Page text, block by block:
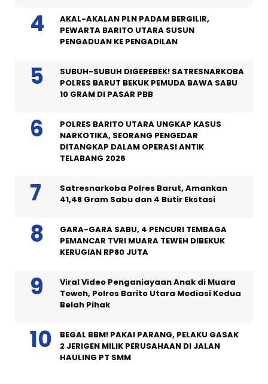
AKAL-AKALAN PLN PADAM BERGILIR,
PEWARTA BARITO UTARA SUSUN
PENGADUAN KE PENGADILAN
SUBUH-SUBUH DIGEREBEK! SATRESNARKOBA
POLRES BARUT BEKUK PEMUDA BAWA SABU
10 GRAM DI PASAR PBB
POLRES BARITO UTARA UNGKAP KASUS
NARKOTIKA, SEORANG PENGEDAR
DITANGKAP DALAM OPERASI ANTIK
TELABANG 2026
Satresnarkoba Polres Barut, Amankan
41,48 Gram Sabu dan 4 Butir Ekstasi
GARA-GARA SABU, 4 PENCURI TEMBAGA
PEMANCAR TVRI MUARA TEWEH DIBEKUK
KERUGIAN RP80 JUTA
Viral Video Penganiayaan Anak di Muara
Teweh, Polres Barito Utara Mediasi Kedua
Belah Pihak
BEGAL BBM! PAKAI PARANG, PELAKU GASAK
2 JERIGEN MILIK PERUSAHAAN DI JALAN
HAULING PT SMM